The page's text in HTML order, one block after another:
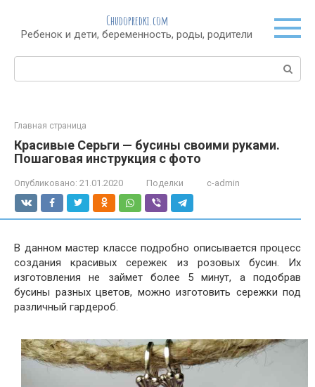
контенту
Chudopredki.com
Ребенок и дети, беременность, роды, родители
Поиск:
Главная страница
Красивые Серьги — бусины своими руками.
Пошаговая инструкция с фото
Опубликовано: 21.01.2020 Поделки c-admin
В данном мастер классе подробно описывается процесс
создания красивых сережек из розовых бусин. Их
изготовления не займет более 5 минут, а подобрав
бусины разных цветов, можно изготовить сережки под
различный гардероб.